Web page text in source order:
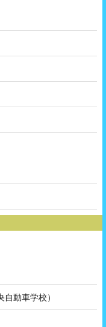
動車学校）